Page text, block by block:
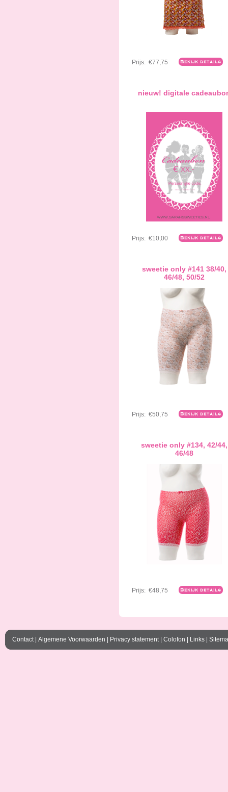
Prijs: €77,75 Bekijk details
nieuw! digitale
Prijs: €10,00 Bekijk details
sweetie only #141 38/40,
46/48, 50/52
Prijs: €50,75 Bekijk details
sweetie only #134, 42/44,
46/48
Prijs: €48,75 Bekijk details
Contact| Algemene Voorwaarden Privacy statement| Colofon Links